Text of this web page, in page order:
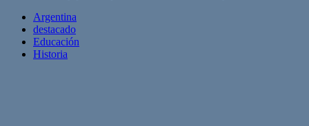
Argentina
destacado
Educación
Historia